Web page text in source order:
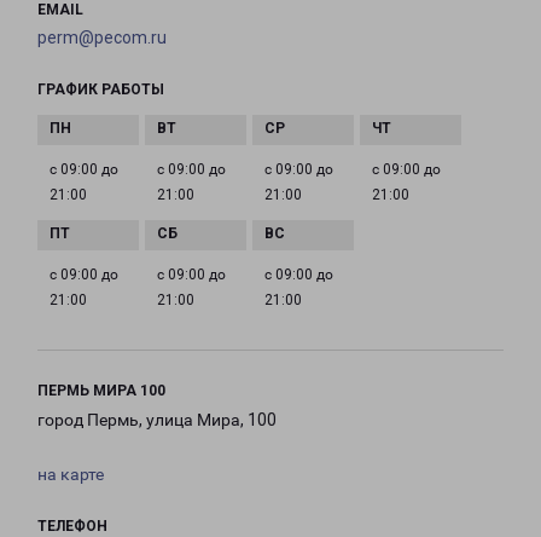
EMAIL
perm@pecom.ru
ГРАФИК РАБОТЫ
с 09:00 до
21:00
с 09:00 до
21:00
с 09:00 до
21:00
с 09:00 до
21:00
с 09:00 до
21:00
с 09:00 до
21:00
с 09:00 до
21:00
ПЕРМЬ МИРА 100
город Пермь, улица Мира, 100
на карте
ТЕЛЕФОН